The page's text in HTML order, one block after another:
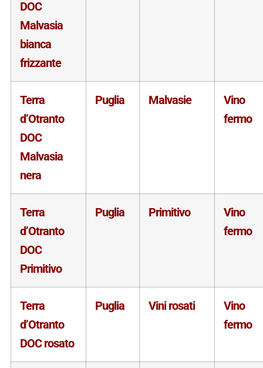
DOC
Malvasia
bianca
frizzante
Terra
d’Otranto
DOC
Malvasia
nera
Puglia Malvasie
Vino
fermo
Terra
d’Otranto
DOC
Primitivo
Puglia Primitivo
Vino
fermo
Terra
d’Otranto
DOC rosato
Puglia Vini rosati
Vino
fermo